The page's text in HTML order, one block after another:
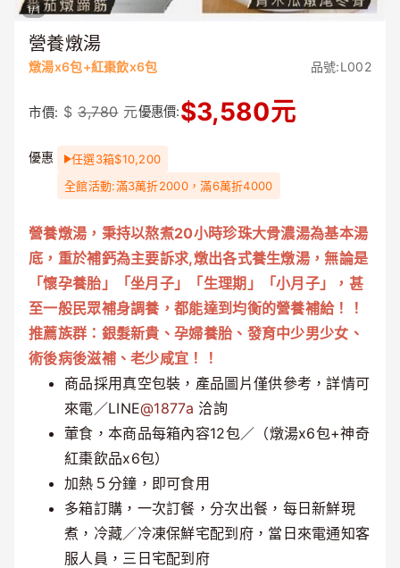
1/1
營養燉湯
燉湯x6包+紅棗飲x6包 品號:L002
市價: $ 3,780 元優惠價:$3,580元
優惠
任選3箱$10,200
全館活動:滿3萬折2000，滿6萬折4000
營養燉湯，秉持以熬煮20小時珍珠大骨濃湯為基本湯
底，重於補鈣為主要訴求,燉出各式養生燉湯，無論是
「懷孕養胎」「坐月子」「生理期」「小月子」，甚
至一般民眾補身調養，都能達到均衡的營養補給！！
推薦族群：銀髮新貴、孕婦養胎、發育中少男少女、
術後病後滋補、老少咸宜！！
商品採用真空包裝，產品圖片僅供參考，詳情可
來電／LINE@1877a 洽詢
葷食，本商品每箱內容12包／（燉湯x6包+神奇
紅棗飲品x6包）
加熱５分鐘，即可食用
多箱訂購，一次訂餐，分次出餐，每日新鮮現
煮，冷藏／冷凍保鮮宅配到府，當日來電通知客
服人員，三日宅配到府